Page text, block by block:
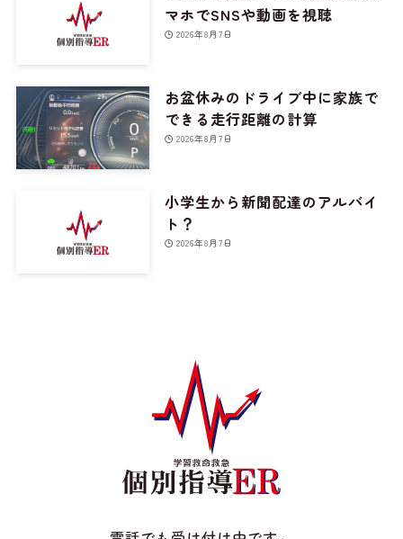
マホでSNSや動画を視聴
2026年8月7日
お盆休みのドライブ中に家族で
できる走行距離の計算
2026年8月7日
小学生から新聞配達のアルバイ
ト？
2026年8月7日